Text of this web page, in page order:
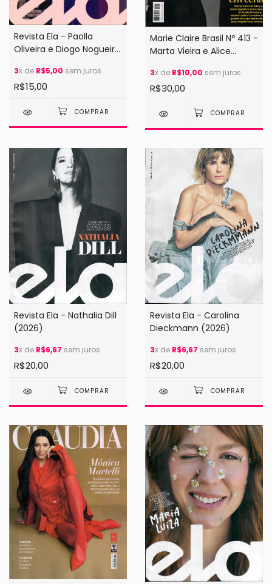
Revista Ela - Paolla
Oliveira e Diogo Nogueira
3x de R$5,00 sem juros
R$15,00
Marie Claire Brasil Nº 413 -
Marta Vieira e Alice
3x de R$10,00 sem juros
R$30,00
Revista Ela - Nathalia Dill
(2026)
3x de R$6,67 sem juros
R$20,00
Revista Ela - Carolina
Dieckmann (2026)
3x de R$6,67 sem juros
R$20,00